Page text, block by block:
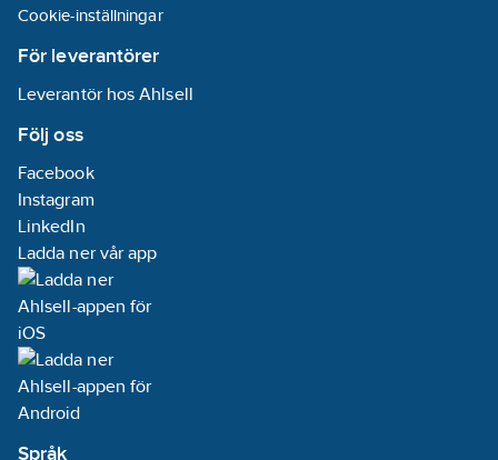
Cookie-inställningar
För leverantörer
Leverantör hos Ahlsell
Följ oss
Facebook
Instagram
LinkedIn
Ladda ner vår app
Språk